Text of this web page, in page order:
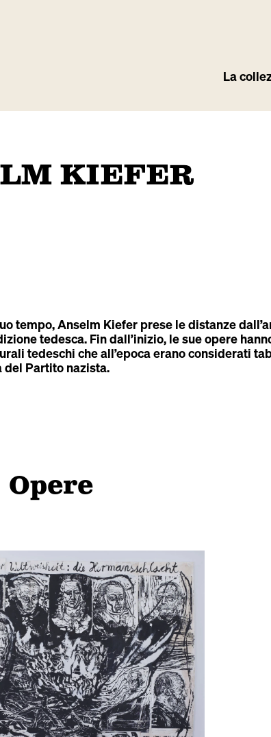
La
KIEFER
tempo, Anselm Kiefer prese le distanze
tedesca. Fin dall’inizio, le sue opere
tedeschi che all’epoca erano considerati
Partito nazista.
Opere